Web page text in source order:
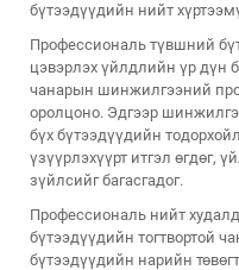
бүтээдүүдийн нийт
Профессиональ түвшний
цэвэрлэх үйлдлийн үр дүн
чанарын шинжилгээний
оролцоно. Эдгээр
бүх бүтээдүүдийн
үзүүрлэхүүрт итгэл өгдөг,
зүйлсийг багасгадог.
Профессиональ нийт
бүтээдүүдийн тогтвортой
бүтээдүүдийн нарийн